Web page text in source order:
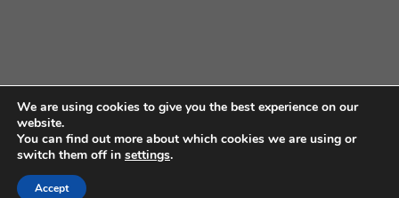
We are using cookies to give you the best experience on our
website.
You can find out more about which cookies we are using or
switch them off in settings.
Accept